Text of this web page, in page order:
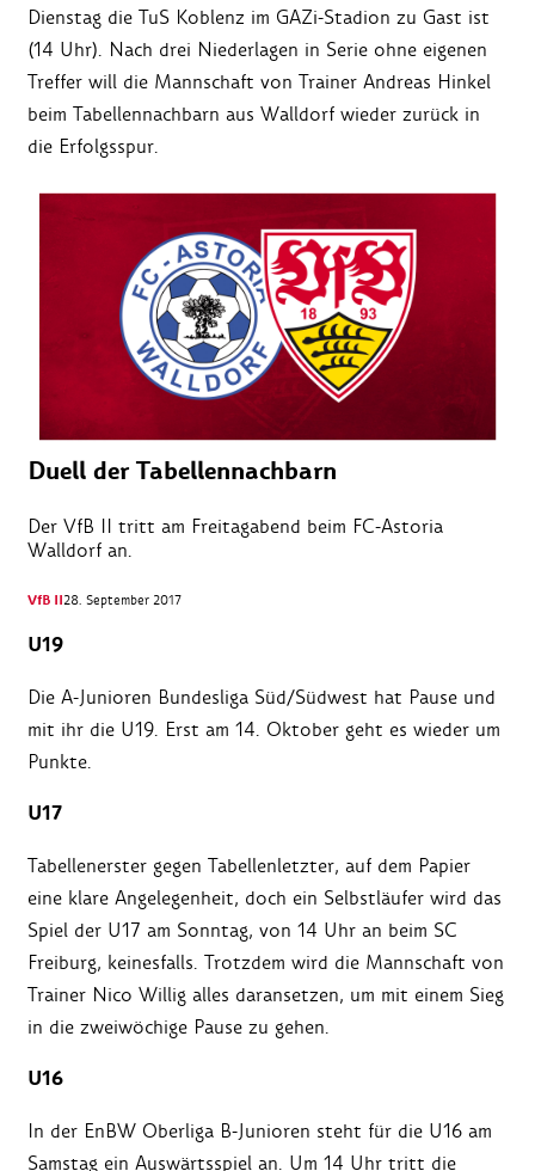
Dienstag die TuS Koblenz im GAZi-Stadion zu Gast ist
(14 Uhr). Nach drei Niederlagen in Serie ohne eigenen
Treffer will die Mannschaft von Trainer Andreas Hinkel
beim Tabellennachbarn aus Walldorf wieder zurück in
die Erfolgsspur.
Duell der Tabellennachbarn
Der VfB II tritt am Freitagabend beim FC-Astoria
Walldorf an.
VfB II28. September 2017
U19
Die A-Junioren Bundesliga Süd/Südwest hat Pause und
mit ihr die U19. Erst am 14. Oktober geht es wieder um
Punkte.
U17
Tabellenerster gegen Tabellenletzter, auf dem Papier
eine klare Angelegenheit, doch ein Selbstläufer wird das
Spiel der U17 am Sonntag, von 14 Uhr an beim SC
Freiburg, keinesfalls. Trotzdem wird die Mannschaft von
Trainer Nico Willig alles daransetzen, um mit einem Sieg
in die zweiwöchige Pause zu gehen.
U16
In der EnBW Oberliga B-Junioren steht für die U16 am
Samstag ein Auswärtsspiel an. Um 14 Uhr tritt die